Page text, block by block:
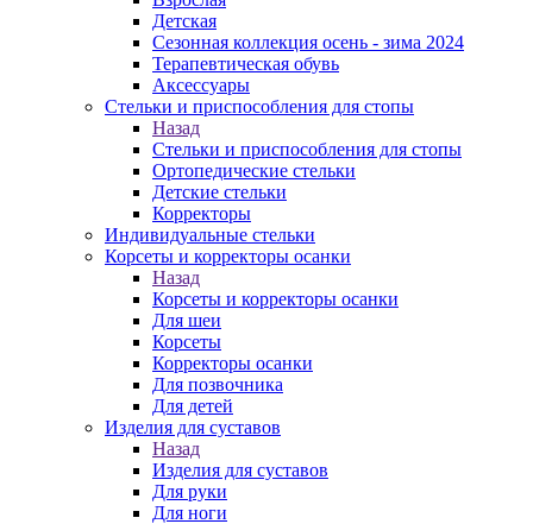
Детская
Сезонная коллекция осень - зима 2024
Терапевтическая обувь
Аксессуары
Стельки и приспособления для стопы
Назад
Стельки и приспособления для стопы
Ортопедические стельки
Детские стельки
Корректоры
Индивидуальные стельки
Корсеты и корректоры осанки
Назад
Корсеты и корректоры осанки
Для шеи
Корсеты
Корректоры осанки
Для позвочника
Для детей
Изделия для суставов
Назад
Изделия для суставов
Для руки
Для ноги